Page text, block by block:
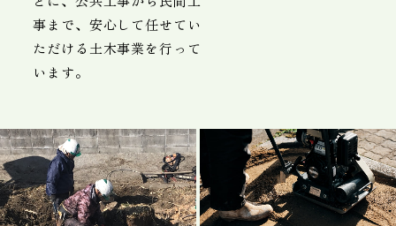
事まで、安心して任せてい
ただける土木事業を行って
います。